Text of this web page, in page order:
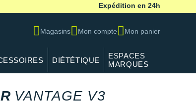
Expédition en 24h
Magasins Mon compte Mon panier
DIÉTÉTIQUE
ESPACES
MARQUES
VANTAGE V3